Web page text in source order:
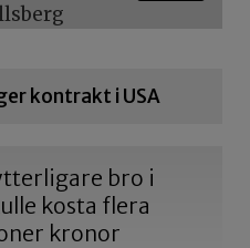
kontrakt i USA
bro i
kosta flera
kronor